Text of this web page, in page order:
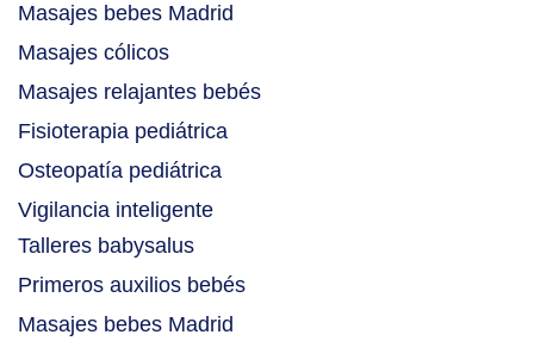
Masajes bebes Madrid
Masajes cólicos
Masajes relajantes bebés
Fisioterapia pediátrica
Osteopatía pediátrica
Vigilancia inteligente
Talleres babysalus
Primeros auxilios bebés
Masajes bebes Madrid